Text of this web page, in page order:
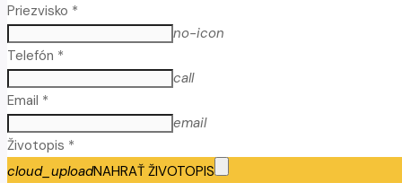
Priezvisko *
no-icon
Telefón *
call
Email *
email
Životopis *
cloud_uploadNAHRAŤ ŽIVOTOPIS